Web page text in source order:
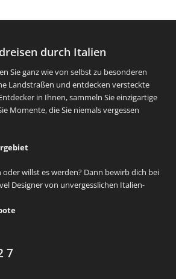
durch Italien
Sie ganz wie von selbst zu besonderen
Landstraßen und entdecken versteckte
in Ihnen, sammeln Sie einzigartige
Momente, die Sie niemals vergessen
willst es werden? Dann bewirb dich bei
Designer von unvergesslichen Italien-
7